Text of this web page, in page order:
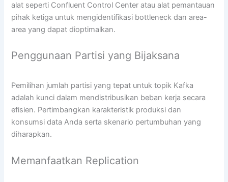
alat seperti Confluent Control Center atau alat pemantauan
pihak ketiga untuk mengidentifikasi bottleneck dan area-
area yang dapat dioptimalkan.
Penggunaan Partisi yang Bijaksana
Pemilihan jumlah partisi yang tepat untuk topik Kafka
adalah kunci dalam mendistribusikan beban kerja secara
efisien. Pertimbangkan karakteristik produksi dan
konsumsi data Anda serta skenario pertumbuhan yang
diharapkan.
Memanfaatkan Replication